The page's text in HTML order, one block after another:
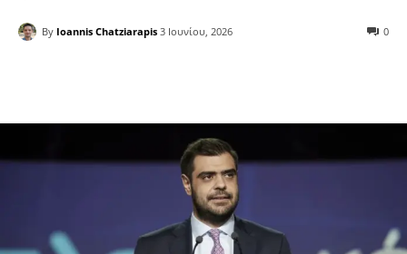
By Ioannis Chatziarapis 3 Ιουνίου, 2026 0